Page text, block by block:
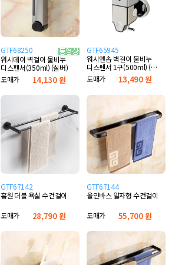
GTF68250
워시데이 벽걸이 물비누
디스펜서(350ml) (실버)
도매가
14,130 원
GTF65945
워시앤솝 벽걸이 물비누
디스펜서 1구(500ml) (실
버)
도매가 13,490 원
GTF67142
홈원 더블 욕실 수건걸이
도매가
28,790 원
GTF67144
올인바스 일자형 수건걸이
도매가
55,700 원